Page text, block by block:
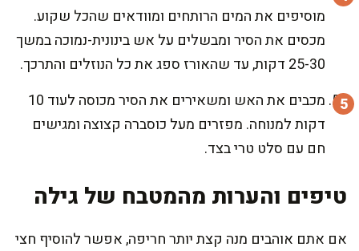
מוסיפים את המים הרותחים ומוודאים שהכל שקוע.
מכסים את הסיר ומבשלים על אש בינונית-נמוכה במשך
25-30 דקות, עד שהאורז ספג את כל הנוזלים והתרכך.
מכבים את האש ומשאירים את הסיר מכוסה לעוד 10
דקות למנוחה. מפזרים מעל כוסברה קצוצה ומגישים
חם עם סלט טרי בצד.
טיפים והערות מהמטבח של גילה
אם אתם אוהבים מנה קצת יותר חריפה, אפשר להוסיף חצי